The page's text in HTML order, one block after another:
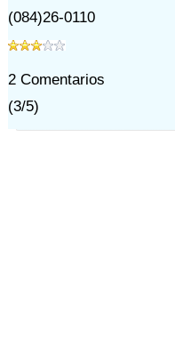
(084)26-0110
2Comentarios
(3/5)